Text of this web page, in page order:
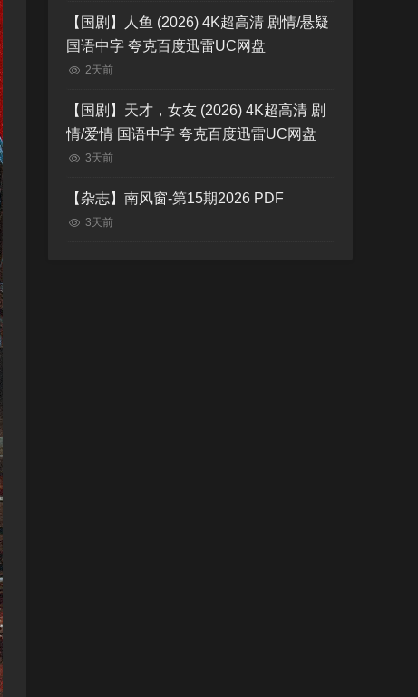
【国剧】人鱼 (2026) 4K超高清 剧情/悬疑
国语中字 夸克百度迅雷UC网盘
2天前
【国剧】天才，女友 (2026) 4K超高清 剧
情/爱情 国语中字 夸克百度迅雷UC网盘
3天前
【杂志】南风窗-第15期2026 PDF
3天前